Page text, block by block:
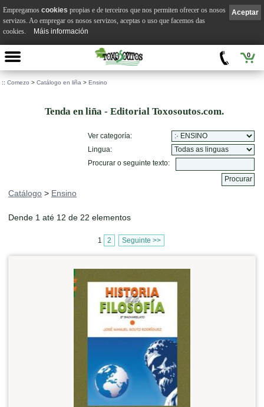
0
:: Comezo > Catálogo en liña > Ensino
Tenda en liña - Editorial Toxosoutos.com.
Ver categoría:
Lingua:
Procurar o seguinte texto:
Catálogo > Ensino
Dende 1 até 12 de 22 elementos
1 2 Seguinte >>
Aceptar
Empregamos cookies propias e de terceiros que nos permiten ofrecer os nosos
servizos. Ao empregar os nosos servizos, aceptas o uso que facemos das
cookies.
Máis información